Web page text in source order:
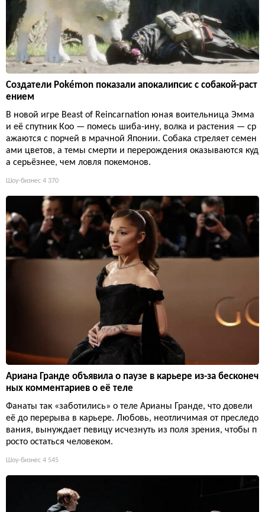
Создатели Pokémon показали апокалипсис с собакой-раст
ением
В новой игре Beast of Reincarnation юная воительница Эмма
и её спутник Кoo — помесь шиба-ину, волка и растения — ср
ажаются с порчей в мрачной Японии. Собака стреляет семен
ами цветов, а темы смерти и перерождения оказываются куд
а серьёзнее, чем ловля покемонов.
Шоу-бизнес 4 370
Ариана Гранде объявила о паузе в карьере из-за бесконеч
ных комментариев о её теле
Фанаты так «заботились» о теле Арианы Гранде, что довели
её до перерыва в карьере. Любовь, неотличимая от преследо
вания, вынуждает певицу исчезнуть из поля зрения, чтобы п
росто остаться человеком.
Шоу-бизнес 4 545